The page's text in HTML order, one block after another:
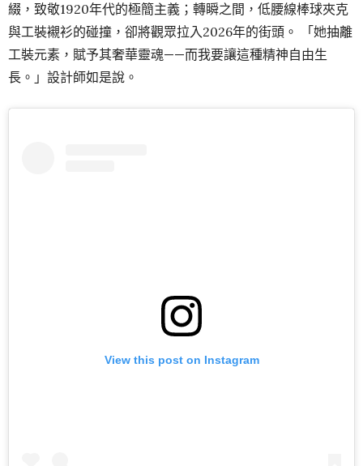
綴，致敬1920年代的極簡主義；轉瞬之間，低腰線棒球夾克
與工裝襯衫的碰撞，卻將觀眾拉入2026年的街頭。 「她抽離
工裝元素，賦予其奢華靈魂——而我要讓這種精神自由生
長。」設計師如是說。
View this post on Instagram